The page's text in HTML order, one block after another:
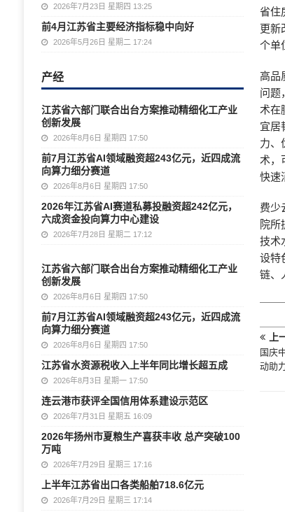
省住
更新
个单
高品
问题
术在
宜居
力、
术，
快速
费少
院所
技术
设特
链、
上
国庆
动助
2026年7月23日 星期四 13:25
前4月江苏省主要经济指标稳中向好
2026年5月26日 星期二 17:24
产经
江苏省六部门联合出台方案推动精细化工产业
创新发展
2026年8月6日 星期四 17:50
前7月江苏省AI领域融资超243亿元，近四成流
向算力细分赛道
2026年8月6日 星期四 17:50
2026年江苏省AI赛道私募投融资超242亿元，
六成资金投向算力中心建设
2026年7月28日 星期二 17:12
江苏省六部门联合出台方案推动精细化工产业
创新发展
2026年8月6日 星期四 17:50
前7月江苏省AI领域融资超243亿元，近四成流
向算力细分赛道
2026年8月6日 星期四 17:50
江苏省水资源税收入上半年同比增长超五成
2026年8月3日 星期一 17:50
连云港市获评全国信用体系建设示范区
2026年7月31日 星期五 16:09
2026年扬州市夏粮生产喜获丰收 总产突破100
万吨
2026年7月29日 星期三 17:16
上半年江苏省出口各类船舶718.6亿元
2026年7月29日 星期三 17:14